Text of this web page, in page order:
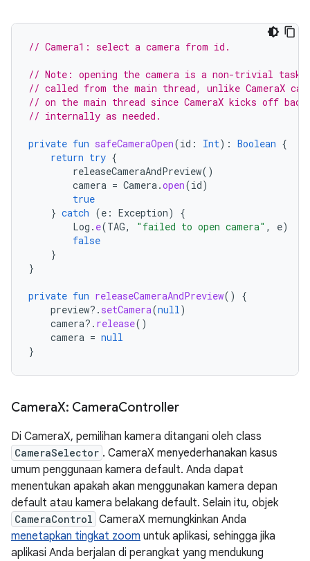
// Camera1: select a camera from id.
// Note: opening the camera is a non-trivial
// called from the main thread, unlike CameraX
// on the main thread since CameraX kicks off
// internally as needed.
private fun safeCameraOpen(id : Int): Boolean {
return try {
releaseCameraAndPreview()
camera = Camera.open(id)
true
} catch (e : Exception)
{
Log . e(TAG, "failed to open camera" , e)
false
}
}
private fun releaseCameraAndPreview()
{
preview?. setCamera(null)
camera?. release()
camera = null
}
CameraX: CameraController
Di CameraX, pemilihan kamera ditangani oleh class
CameraSelector . CameraX menyederhanakan kasus
umum penggunaan kamera default. Anda dapat
menentukan apakah akan menggunakan kamera depan
default atau kamera belakang default. Selain itu, objek
CameraControl CameraX memungkinkan Anda
menetapkan tingkat zoom untuk aplikasi, sehingga jika
aplikasi Anda berjalan di perangkat yang mendukung